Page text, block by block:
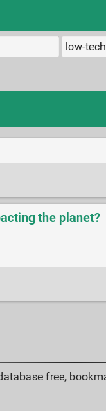
the planet?
free,